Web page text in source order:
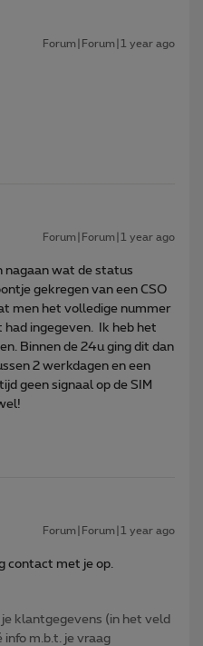
Forum|Forum|1 year ago
Forum|Forum|1 year ago
nagaan wat de status
gekregen van een CSO
men het volledige nummer
had ingegeven. Ik heb het
Binnen de 24u ging dit dan
2 werkdagen en een
geen signaal op de SIM
Forum|Forum|1 year ago
contact met je op.
klantgegevens (in het veld
m.b.t. je vraag